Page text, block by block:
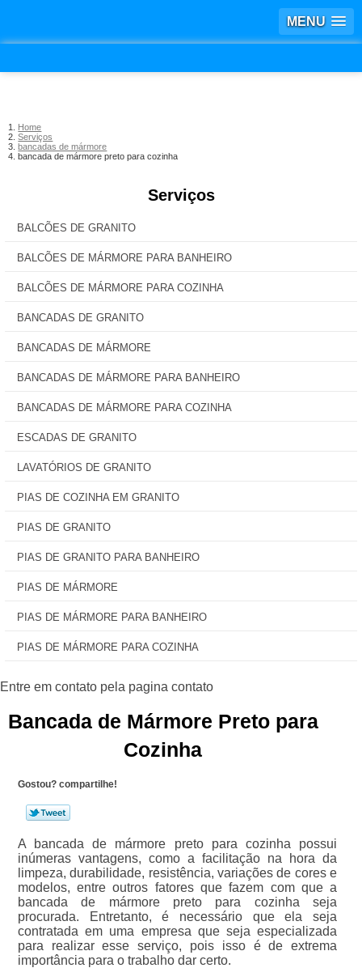
MENU
Home
Serviços
bancadas de mármore
bancada de mármore preto para cozinha
Serviços
BALCÕES DE GRANITO
BALCÕES DE MÁRMORE PARA BANHEIRO
BALCÕES DE MÁRMORE PARA COZINHA
BANCADAS DE GRANITO
BANCADAS DE MÁRMORE
BANCADAS DE MÁRMORE PARA BANHEIRO
BANCADAS DE MÁRMORE PARA COZINHA
ESCADAS DE GRANITO
LAVATÓRIOS DE GRANITO
PIAS DE COZINHA EM GRANITO
PIAS DE GRANITO
PIAS DE GRANITO PARA BANHEIRO
PIAS DE MÁRMORE
PIAS DE MÁRMORE PARA BANHEIRO
PIAS DE MÁRMORE PARA COZINHA
Bancada de Mármore Preto para
Cozinha
Gostou? compartilhe!
A bancada de mármore preto para cozinha possui
inúmeras vantagens, como a facilitação na hora da
limpeza, durabilidade, resistência, variações de cores e
modelos, entre outros fatores que fazem com que a
bancada de mármore preto para cozinha seja
procurada. Entretanto, é necessário que ela seja
contratada em uma empresa que seja especializada
para realizar esse serviço, pois isso é de extrema
importância para o trabalho dar certo.